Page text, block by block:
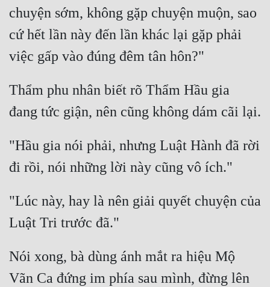
Thanh Xuân
Tiểu Thuyết
Trinh Thám
Triều Đấu
Trùng Sinh
Trọng Sinh
Tu Chân
chuyện sớm, không gặp chuyện muộn, sao
cứ hết lần này đến lần khác lại gặp phải
Thẩm phu nhân biết rõ Thẩm Hầu gia
"Hầu gia nói phải, nhưng Luật Hành đã rời
"Lúc này, hay là nên giải quyết chuyện của
Nói xong, bà dùng ánh mắt ra hiệu Mộ
Vãn Ca đứng im phía sau mình, đừng lên